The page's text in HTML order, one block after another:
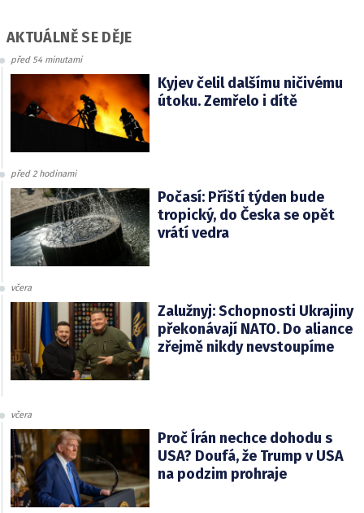
AKTUÁLNĚ SE DĚJE
před 54 minutami
Kyjev čelil dalšímu ničivému
útoku. Zemřelo i dítě
před 2 hodinami
Počasí: Příští týden bude
tropický, do Česka se opět
vrátí vedra
včera
Zalužnyj: Schopnosti Ukrajiny
překonávají NATO. Do aliance
zřejmě nikdy nevstoupíme
včera
Proč Írán nechce dohodu s
USA? Doufá, že Trump v USA
na podzim prohraje